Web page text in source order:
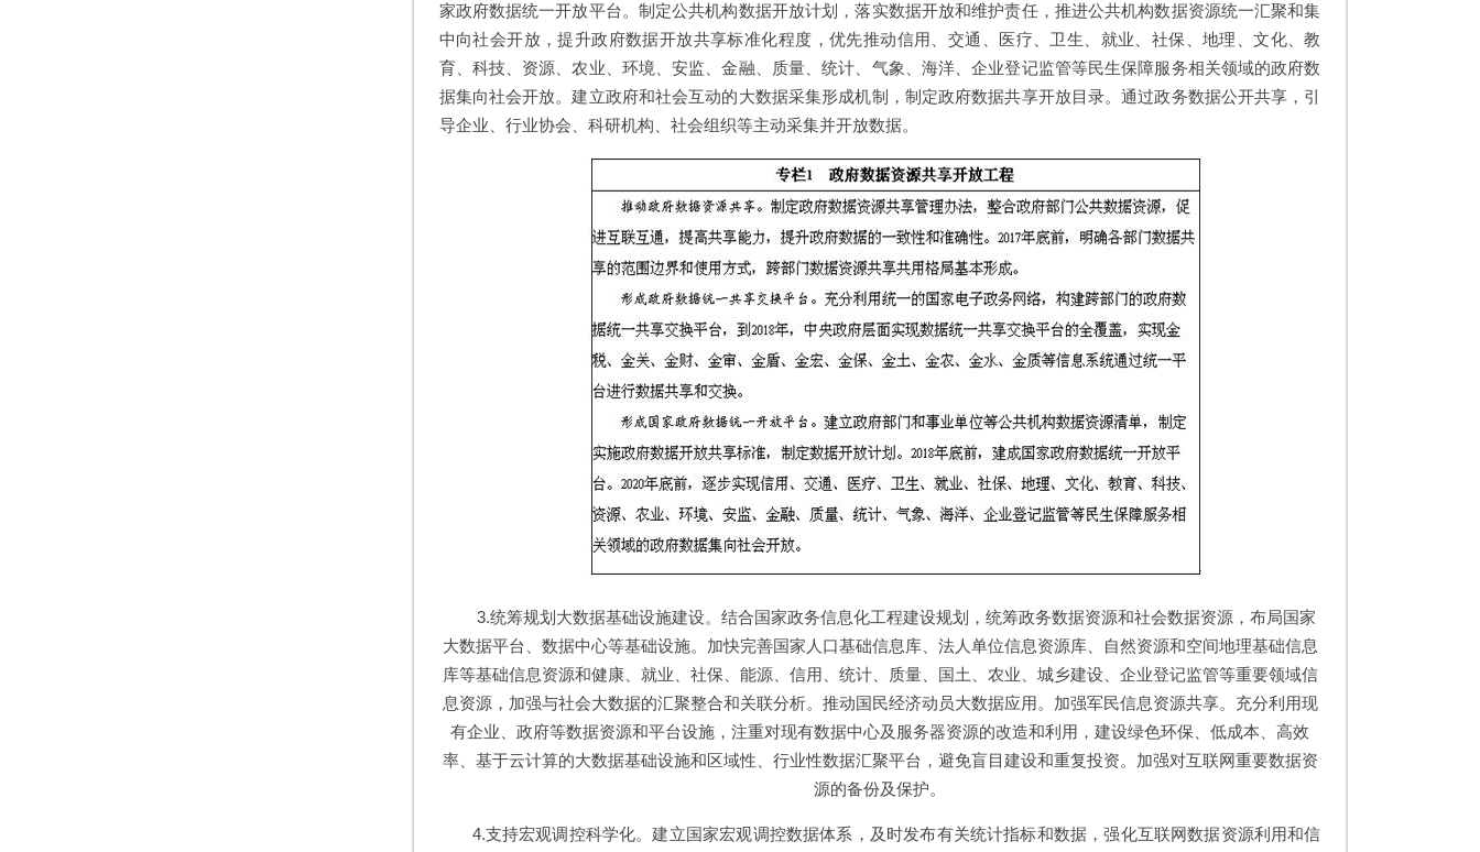
家政府数据统一开放平台。制定公共机构数据开放计划，落实数据开放和维护责任，推进公共机构数据资源统一汇聚和集
中向社会开放，提升政府数据开放共享标准化程度，优先推动信用、交通、医疗、卫生、就业、社保、地理、文化、教
育、科技、资源、农业、环境、安监、金融、质量、统计、气象、海洋、企业登记监管等民生保障服务相关领域的政府数
据集向社会开放。建立政府和社会互动的大数据采集形成机制，制定政府数据共享开放目录。通过政务数据公开共享，引
导企业、行业协会、科研机构、社会组织等主动采集并开放数据。
3.统筹规划大数据基础设施建设。结合国家政务信息化工程建设规划，统筹政务数据资源和社会数据资源，布局国家
大数据平台、数据中心等基础设施。加快完善国家人口基础信息库、法人单位信息资源库、自然资源和空间地理基础信息
库等基础信息资源和健康、就业、社保、能源、信用、统计、质量、国土、农业、城乡建设、企业登记监管等重要领域信
息资源，加强与社会大数据的汇聚整合和关联分析。推动国民经济动员大数据应用。加强军民信息资源共享。充分利用现
有企业、政府等数据资源和平台设施，注重对现有数据中心及服务器资源的改造和利用，建设绿色环保、低成本、高效
率、基于云计算的大数据基础设施和区域性、行业性数据汇聚平台，避免盲目建设和重复投资。加强对互联网重要数据资
源的备份及保护。
4.支持宏观调控科学化。建立国家宏观调控数据体系，及时发布有关统计指标和数据，强化互联网数据资源利用和信